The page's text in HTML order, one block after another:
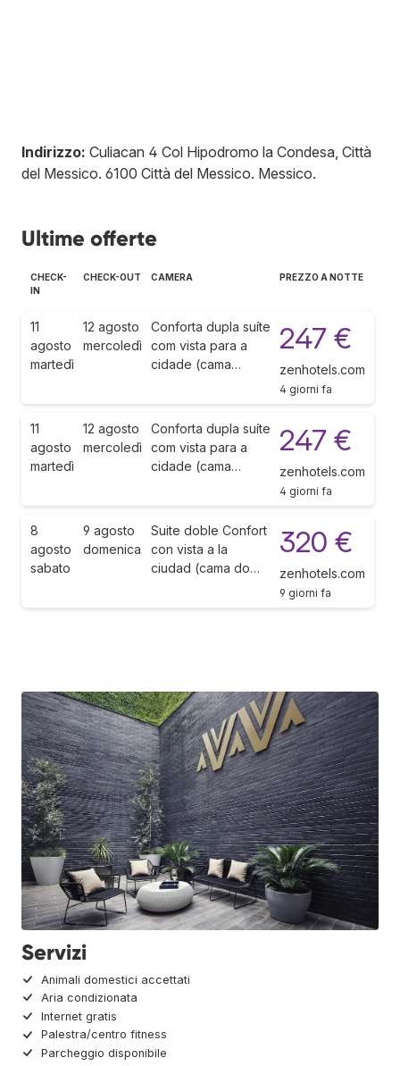
Indirizzo: Culiacan 4 Col Hipodromo la Condesa, Città
del Messico. 6100 Città del Messico. Messico.
Ultime offerte
CHECK-
IN
CHECK-OUT CAMERA PREZZO A NOTTE
11
agosto
martedì
12 agosto
mercoledì
Conforta dupla suíte
com vista para a
cidade (cama…
247 €
zenhotels.com
4 giorni fa
11
agosto
martedì
12 agosto
mercoledì
Conforta dupla suíte
com vista para a
cidade (cama…
247 €
zenhotels.com
4 giorni fa
8
agosto
sabato
9 agosto
domenica
Suite doble Confort
con vista a la
ciudad (cama do…
320 €
zenhotels.com
9 giorni fa
Servizi
Animali domestici accettati
Aria condizionata
Internet gratis
Palestra/centro fitness
Parcheggio disponibile